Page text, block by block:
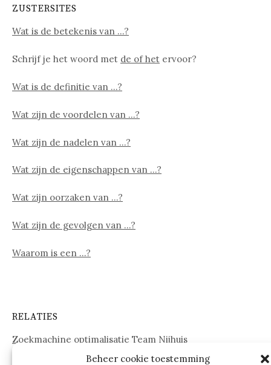
Beheer cookie toestemming
ZUSTERSITES
Wat is de betekenis van …?
Schrijf je het woord met de of het ervoor?
Wat is de definitie van …?
Wat zijn de voordelen van …?
Wat zijn de nadelen van …?
Wat zijn de eigenschappen van …?
Wat zijn oorzaken van …?
Wat zijn de gevolgen van …?
Waarom is een …?
RELATIES
Zoekmachine optimalisatie Team Nijhuis